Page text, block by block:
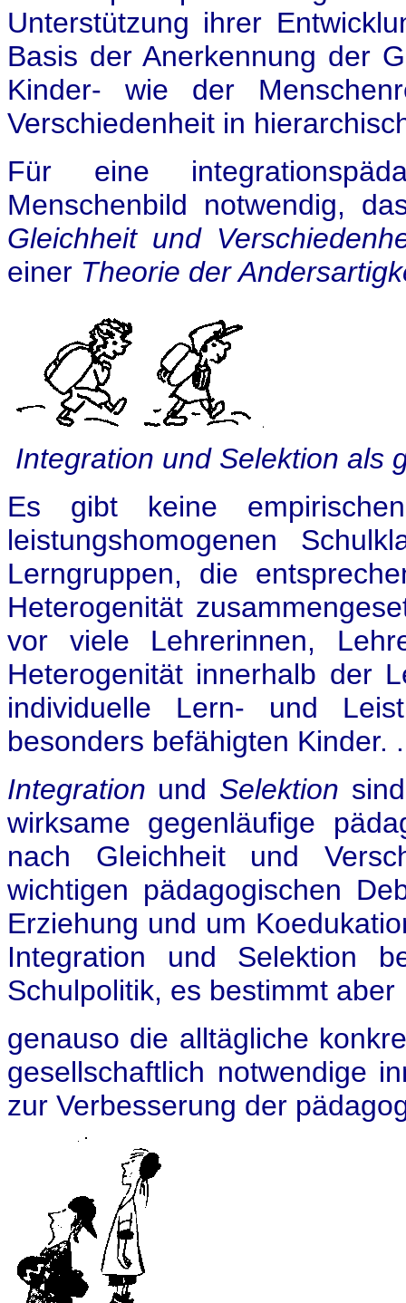
Unterstützung ihrer
Basis der Anerkennung der
Kinder- wie der
Verschiedenheit in
Für eine
Menschenbild notwendig,
Gleichheit und
einer Theorie der
Integration und Selektion als
Es gibt keine
leistungshomogenen
Lerngruppen, die
Heterogenität
vor viele Lehrerinnen,
Heterogenität innerhalb der
individuelle Lern- und
besonders befähigten Kinder.
Integration und Selektion
wirksame gegenläufige
nach Gleichheit und
wichtigen pädagogischen
Erziehung und um
Integration und Selektion
Schulpolitik, es bestimmt aber
genauso die alltägliche
gesellschaftlich notwendige
zur Verbesserung der